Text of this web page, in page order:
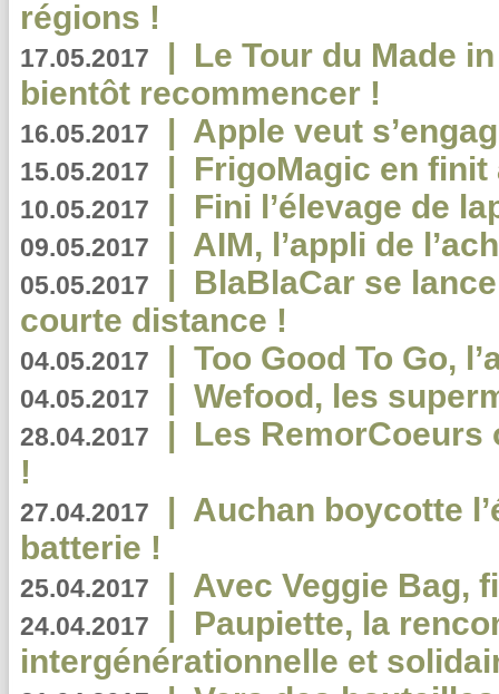
régions !
17.05.2017 | Le Tour du Made
bientôt recommencer !
16.05.2017 | Apple veut
15.05.2017 | FrigoMagic en
10.05.2017 | Fini l’élevage de
09.05.2017 | AIM, l’appli de
05.05.2017 | BlaBlaCar se
courte distance !
04.05.2017 | Too Good To Go,
04.05.2017 | Wefood, les
28.04.2017 | Les RemorCoeurs
!
27.04.2017 | Auchan boycotte
batterie !
25.04.2017 | Avec Veggie Bag,
24.04.2017 | Paupiette, la
intergénérationnelle et